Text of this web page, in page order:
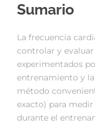
Sumario
La frecuencia
controlar y
experimentados
entrenamiento y
método
exacto) para
durante el